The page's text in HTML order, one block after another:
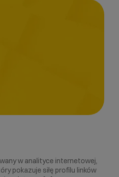
w analityce internetowej,
pokazuje siłę profilu linków